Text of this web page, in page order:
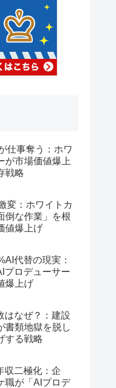
仕事奪う：ホワ
が市場価値爆上
戦略
変：ホワイトカ
倒な作業」を根
値爆上げ
代替の現実：
プロデューサー
爆上げ
はなぜ？：建設
書類地獄を脱し
する戦略
収二極化：企
職が「AIプロデ